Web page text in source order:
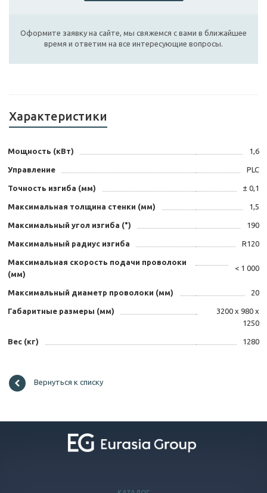
Оформите заявку на сайте, мы свяжемся с вами в ближайшее
время и ответим на все интересующие вопросы.
Характеристики
Мощность (кВт) 1,6
Управление PLC
Точность изгиба (мм) ± 0,1
Максимальная толщина стенки (мм) 1,5
Максимальный угол изгиба (°) 190
Максимальный радиус изгиба R120
Максимальная скорость подачи проволоки
(мм)
< 1 000
Максимальный диаметр проволоки (мм) 20
Габаритные размеры (мм)
3200 х 980 х
1250
Вес (кг) 1280
Вернуться к списку